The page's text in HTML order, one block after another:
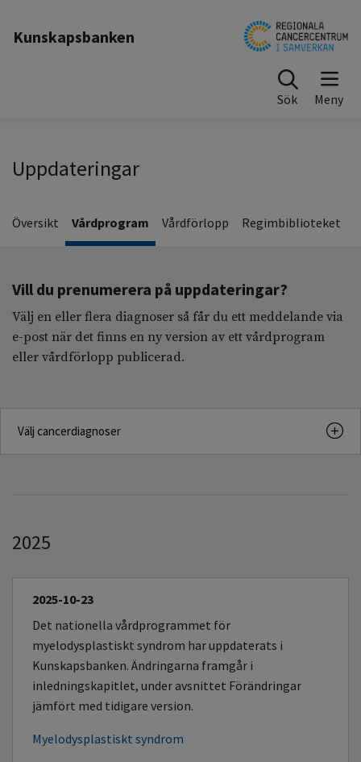
Kunskapsbanken
Sök
Uppdateringar
Översikt Vårdprogram Vårdförlopp Regimbiblioteket
Vill du prenumerera på uppdateringar?
Välj en eller flera diagnoser så får du ett meddelande via
e-post när det finns en ny version av ett vårdprogram
eller vårdförlopp publicerad.
Välj cancerdiagnoser
2025
2025-10-23
Det nationella vårdprogrammet för
myelodysplastiskt syndrom har uppdaterats i
Kunskapsbanken. Ändringarna framgår i
inledningskapitlet, under avsnittet Förändringar
jämfört med tidigare version.
Myelodysplastiskt syndrom